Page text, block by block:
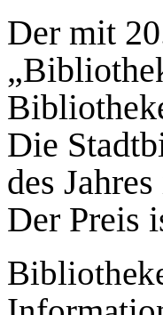
Der mit
Die
des
Der Preis